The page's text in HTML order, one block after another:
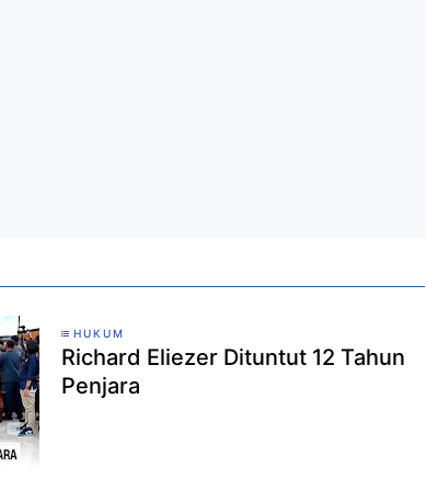
HUKUM
Richard Eliezer Dituntut 12 Tahun
Penjara